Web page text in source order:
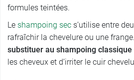
formules teintées.
Le shampoing sec s’utilise entre
rafraîchir la chevelure ou une frange.
substituer au shampoing classique
les cheveux et d’irriter le cuir